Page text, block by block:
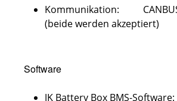
Kommunikation: CANBUS
(beide werden
Software
JK Battery Box BMS-Software: